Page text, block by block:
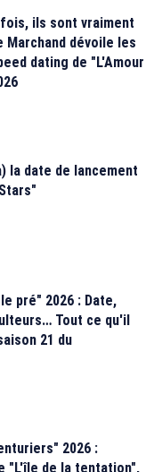
ils sont vraiment
Marchand dévoile les
dating de "L'Amour
la date de lancement
pré" 2026 : Date,
Tout ce qu'il
21 du
2026 :
"L'île de la tentation",